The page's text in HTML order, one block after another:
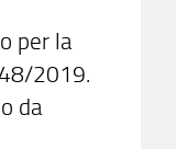
per la
2019.
da